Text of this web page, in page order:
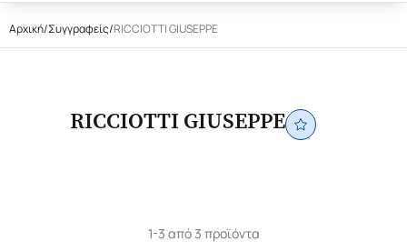
Αρχική/Συγγραφείς/RICCIOTTI GIUSEPPE
RICCIOTTI GIUSEPPE
1-3 από 3 προϊόντα